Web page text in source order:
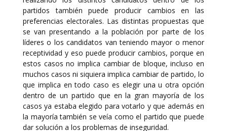
partidos también puede producir cambios en las
preferencias electorales. Las distintas propuestas que
se van presentando a la población por parte de los
líderes o los candidatos van teniendo mayor o menor
receptividad y eso puede producir cambios, porque en
estos casos no implica cambiar de bloque, incluso en
muchos casos ni siquiera implica cambiar de partido, lo
que implica en todo caso es elegir una u otra opción
dentro de un partido que en la gran mayoría de los
casos ya estaba elegido para votarlo y que además en
la mayoría también se veía como el partido que puede
dar solución a los problemas de inseguridad.